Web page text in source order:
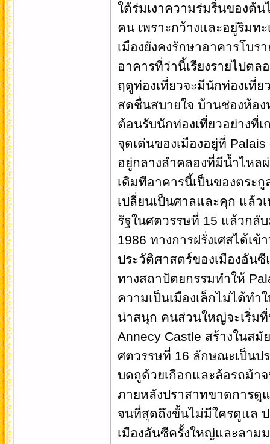
ใต้ร่มเงาความร่มรื่นของต้
คน เพราะกว้างและอยู่ริมท
เมืองยังคงรักษาอาคารโบ
อาคารที่ว่านี้เรียงรายไปต
ฤดูท่องเที่ยวจะมีนักท่องเที่
สดชื่นสบายใจ บ้านช่องห้อง
ต้อนรับนักท่องเที่ยวอย่างที่
จุดเด่นของเมืองอยู่ที่
อยู่กลางลำคลองที่มีน้ำไหล
เดิมทีอาคารนี้เป็นของตระ
เปลี่ยนเป็นศาลและคุก แล้ว
รัฐในศตวรรษที่ 15 แล้วกลั
1986 ทางการฝรั่งเศสได้เ
ประวัติศาสตร์ของเมืองอัน
ทางสถาปัตยกรรมทำให้
ความเป็นเมืองเล็กไม่ได้ท
น่าสนุก คนส่วนใหญ่จะเริ่ม
Annecy Castle สร้างในส
ศตวรรษที่ 16 ลักษณะเป็น
บดถูด้วยเกือกและล้อรถม้า
ภายหลังปราสาทขาดการดู
จนที่สุดถึงขั้นไม่มีใครดูแล
เมืองอันซีครั้งใหญ่และลาม